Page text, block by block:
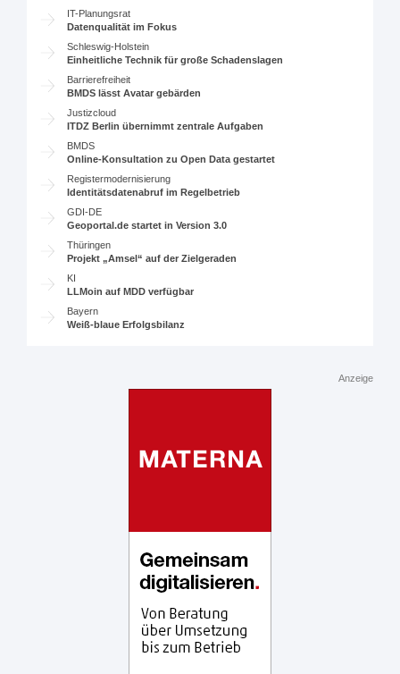
IT-Planungsrat
Datenqualität im Fokus
Schleswig-Holstein
Einheitliche Technik für große Schadenslagen
Barrierefreiheit
BMDS lässt Avatar gebärden
Justizcloud
ITDZ Berlin übernimmt zentrale Aufgaben
BMDS
Online-Konsultation zu Open Data gestartet
Registermodernisierung
Identitätsdatenabruf im Regelbetrieb
GDI-DE
Geoportal.de startet in Version 3.0
Thüringen
Projekt „Amsel“ auf der Zielgeraden
KI
LLMoin auf MDD verfügbar
Bayern
Weiß-blaue Erfolgsbilanz
Anzeige